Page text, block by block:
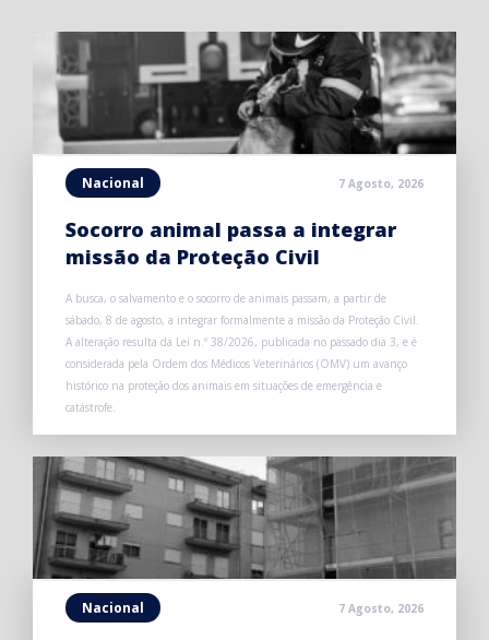
Nacional 7 Agosto, 2026
Socorro animal passa a integrar
missão da Proteção Civil
A busca, o salvamento e o socorro de animais passam, a partir de
sábado, 8 de agosto, a integrar formalmente a missão da Proteção Civil.
A alteração resulta da Lei n.º 38/2026, publicada no passado dia 3, e é
considerada pela Ordem dos Médicos Veterinários (OMV) um avanço
histórico na proteção dos animais em situações de emergência e
catástrofe.
Nacional 7 Agosto, 2026